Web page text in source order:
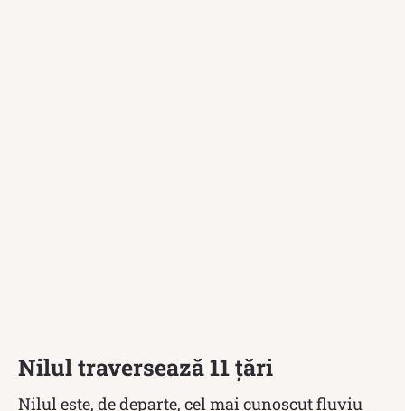
Nilul traversează 11 țări
Nilul este, de departe, cel mai cunoscut fluviu